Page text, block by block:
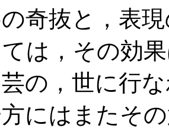
奇抜と，表
は，その効
の，世に行
にはまたそ